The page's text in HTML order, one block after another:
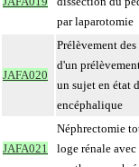
par laparotomie
JAFA020
Prélèvement
d'un
un sujet en état
encéphalique
JAFA021
Néphrectomie
loge rénale